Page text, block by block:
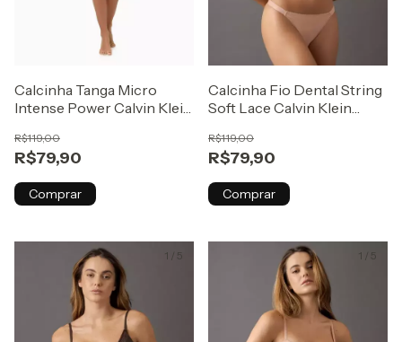
Calcinha Tanga Micro
Intense Power Calvin Klein
Branco/Branco
R$79,90
R$119,00
Comprar
Calcinha Fio Dental String
Soft Lace Calvin Klein
R$79,90
R$119,00
Comprar
1 / 5 1 / 5